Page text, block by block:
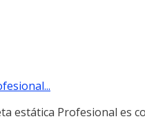
estática Profesional es